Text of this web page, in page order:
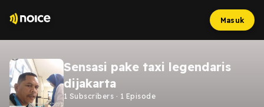
Masuk
Sensasi pake taxi legendaris
dijakarta
1 Subscribers · 1 Episode